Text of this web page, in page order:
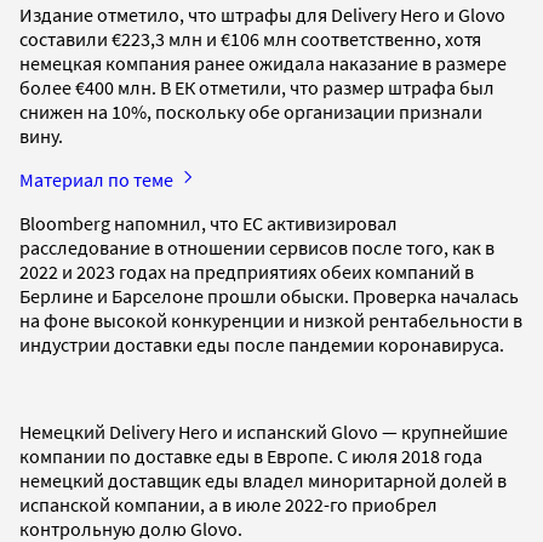
Издание отметило, что штрафы для Delivery Hero и Glovo
составили €223,3 млн и €106 млн соответственно, хотя
немецкая компания ранее ожидала наказание в размере
более €400 млн. В ЕК отметили, что размер штрафа был
снижен на 10%, поскольку обе организации признали
вину.
Материал по теме
Bloomberg напомнил, что ЕС активизировал
расследование в отношении сервисов после того, как в
2022 и 2023 годах на предприятиях обеих компаний в
Берлине и Барселоне прошли обыски. Проверка началась
на фоне высокой конкуренции и низкой рентабельности в
индустрии доставки еды после пандемии коронавируса.
Немецкий Delivery Hero и испанский Glovo — крупнейшие
компании по доставке еды в Европе. С июля 2018 года
немецкий доставщик еды владел миноритарной долей в
испанской компании, а в июле 2022-го приобрел
контрольную долю Glovo.